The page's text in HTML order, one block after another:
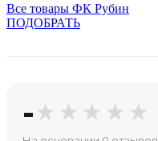
Все товары ФК Рубин
ПОДОБРАТЬ
-★★★★★